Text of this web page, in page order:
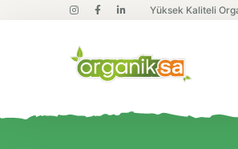
Yüksek Kaliteli